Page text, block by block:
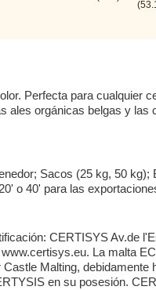
Perfecta para cualquier
ales orgánicas belgas y
Sacos (25 kg, 50 kg);
o 40' para las
CERTISYS Av.de
La malta
Malting, debidamente
en su posesión.